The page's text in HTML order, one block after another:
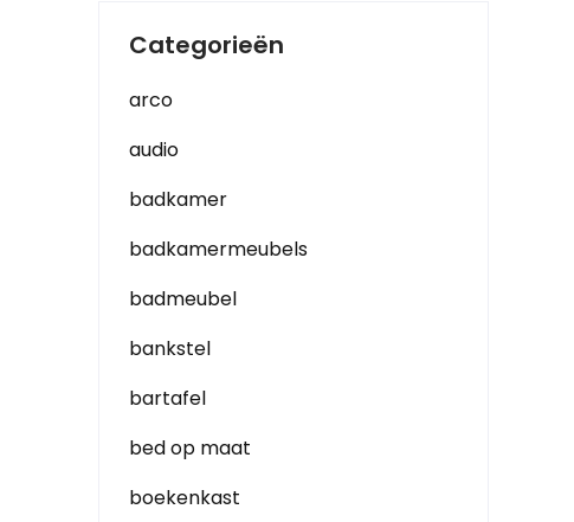
Categorieën
arco
audio
badkamer
badkamermeubels
badmeubel
bankstel
bartafel
bed op maat
boekenkast